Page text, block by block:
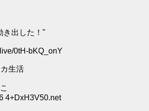
き出した！"
0tH-bKQ_onY
生活
4+DxH3V50.net